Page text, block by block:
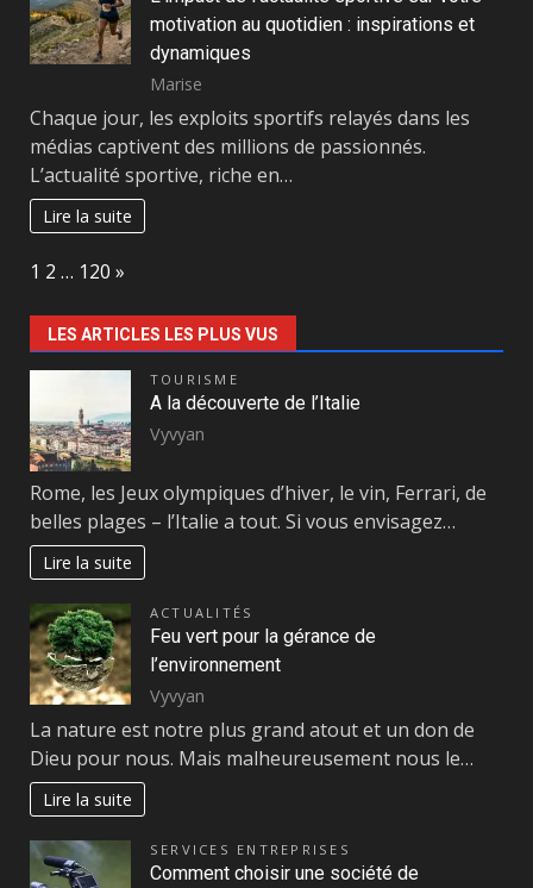
motivation au quotidien : inspirations et
dynamiques
Marise
Chaque jour, les exploits sportifs relayés dans les
médias captivent des millions de passionnés.
L’actualité sportive, riche en…
Lire la suite
Page:
1 2 … 120 Next
»
LES ARTICLES LES PLUS VUS
TOURISME
A la découverte de l’Italie
Vyvyan
Rome, les Jeux olympiques d’hiver, le vin, Ferrari, de
belles plages – l’Italie a tout. Si vous envisagez…
Lire la suite
ACTUALITÉS
Feu vert pour la gérance de
l’environnement
Vyvyan
La nature est notre plus grand atout et un don de
Dieu pour nous. Mais malheureusement nous le…
Lire la suite
SERVICES ENTREPRISES
Comment choisir une société de